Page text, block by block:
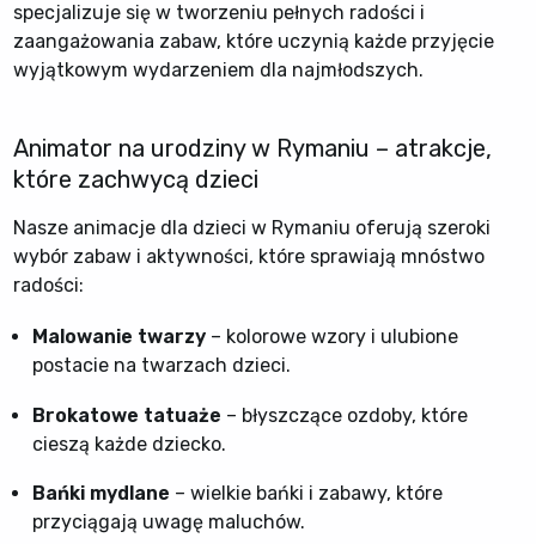
specjalizuje się w tworzeniu pełnych radości i
zaangażowania zabaw, które uczynią każde przyjęcie
wyjątkowym wydarzeniem dla najmłodszych.
Animator na urodziny w Rymaniu – atrakcje,
które zachwycą dzieci
Nasze animacje dla dzieci w Rymaniu oferują szeroki
wybór zabaw i aktywności, które sprawiają mnóstwo
radości:
Malowanie twarzy – kolorowe wzory i ulubione
postacie na twarzach dzieci.
Brokatowe tatuaże – błyszczące ozdoby, które
cieszą każde dziecko.
Bańki mydlane – wielkie bańki i zabawy, które
przyciągają uwagę maluchów.